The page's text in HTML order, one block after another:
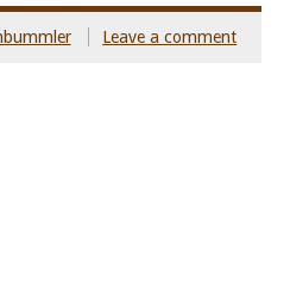
Leave a comment